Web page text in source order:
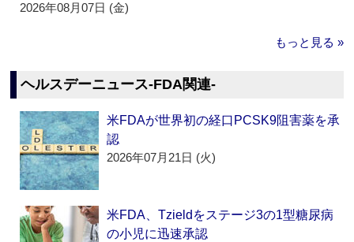
2026年08月07日 (金)
もっと見る »
ヘルスデーニュース‐FDA関連‐
米FDAが世界初の経口PCSK9阻害薬を承
認
2026年07月21日 (火)
米FDA、Tzieldをステージ3の1型糖尿病
の小児に迅速承認